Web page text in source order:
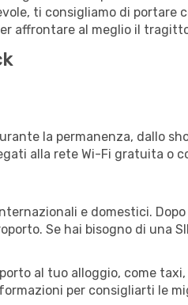
ti consigliamo di
affrontare al meglio il
la permanenza, dallo
alla rete Wi-Fi gratuita o
e domestici.
Se hai bisogno di una
al tuo alloggio, come
per consigliarti le